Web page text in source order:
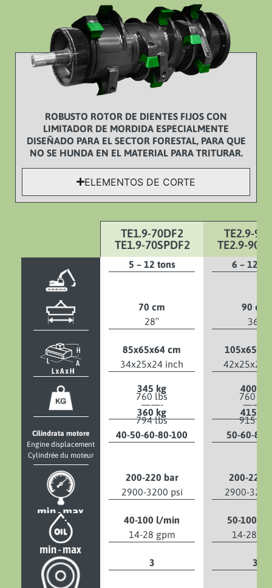
ROBUSTO ROTOR DE DIENTES FIJOS CON
LIMITADOR DE MORDIDA ESPECIALMENTE
DISEÑADO PARA EL SECTOR FORESTAL, PARA QUE
NO SE HUNDA EN EL MATERIAL PARA TRITURAR.
ELEMENTOS DE CORTE
Cilindrata motore
Engine displacement
Cylindrée du moteur
TE1.9-70DF2
TE1.9-70SPDF2
5 – 12 tons
70 cm
28″
85x65x64 cm
34x25x24 inch
345 kg
760 lbs
——-
360 kg
794 lbs
40-50-60-80-100
200-220 bar
2900-3200 psi
40-100 l/min
14-28 gpm
3
TE2.9-
TE2.9-
6 – 12
90 cm
36″
42x25x24
400 kg
760 lbs
——–
415 kg
915 lbs
50-60-80-
200-220
2900-
50-100 l/
14-28
3